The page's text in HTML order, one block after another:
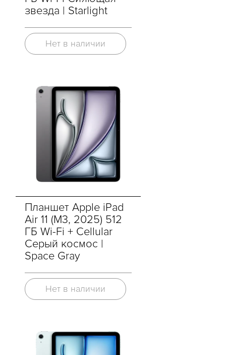
звезда | Starlight
Нет в наличии
Планшет Apple iPad
Air 11 (M3, 2025) 512
ГБ Wi-Fi + Cellular
Cерый космос |
Space Gray
Нет в наличии